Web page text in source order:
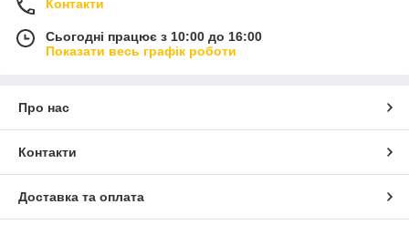
Контакти
Сьогодні працює з 10:00 до 16:00
Показати весь графік роботи
Про нас
Контакти
Доставка та оплата